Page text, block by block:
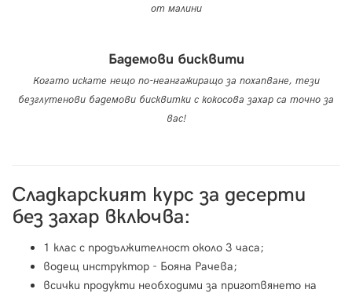
от малини
Бадемови бисквити
Когато искате нещо по-неангажиращо за похапване, тези
безглутенови бадемови бисквитки с кокосова захар са точно за
вас!
Сладкарският курс за десерти
без захар включва:
1 клас с продължителност около 3 часа;
водещ инструктор - Бояна Рачева;
всички продукти необходими за приготвянето на